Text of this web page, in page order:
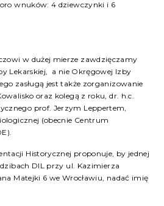
wnuków: 4 dziewczynki i 6
w dużej mierze zawdzięczamy
Lekarskiej, a nie Okręgowej Izby
zasługą jest także zorganizowanie
oraz kolegą z roku, dr. h.c.
prof. Jerzym Leppertem,
(obecnie Centrum
Historycznej proponuje, by jednej
DIL przy ul. Kazimierza
Matejki 6 we Wrocławiu, nadać imię